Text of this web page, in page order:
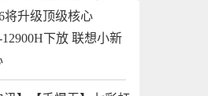
下放 联想小新